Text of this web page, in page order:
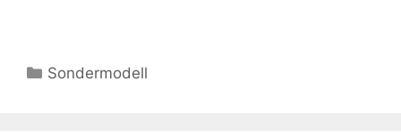
Kategorien
Sondermodell